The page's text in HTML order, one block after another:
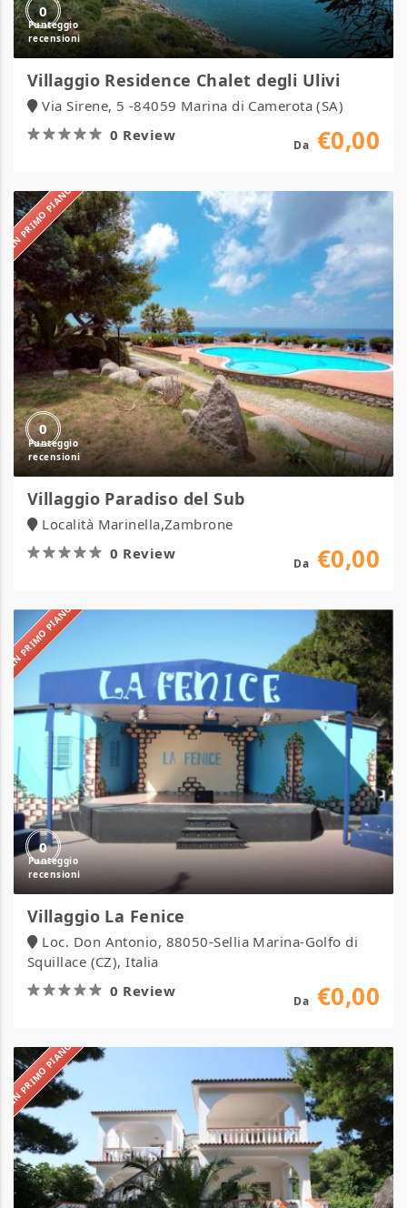
0
Villaggio Residence Chalet degli Ulivi
Via Sirene, 5 -84059 Marina di Camerota (SA)
0 Review
Da €0,00
IN PRIMO PIANO
0
Villaggio
Paradiso
del
Sub
Villaggio Paradiso del Sub
Località Marinella,Zambrone
0 Review
Da €0,00
IN PRIMO PIANO
0
Fenice
Villaggio La Fenice
Loc. Don Antonio, 88050-Sellia Marina-Golfo di
Squillace (CZ), Italia
0 Review
Da €0,00
IN PRIMO PIANO